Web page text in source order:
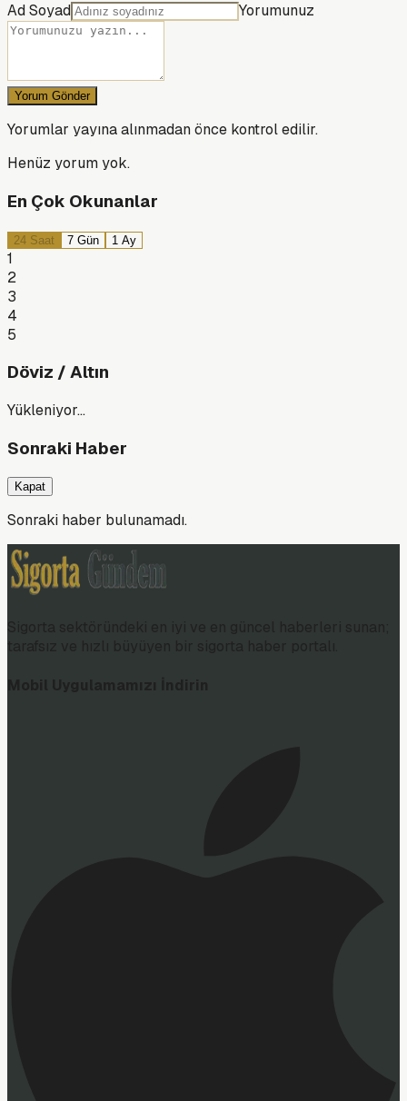
Ad Soyad
Yorumunuz
Yorum Gönder
Yorumlar yayına alınmadan önce kontrol edilir.
Henüz yorum yok.
En Çok Okunanlar
24 Saat 7 Gün 1 Ay
1
2
3
4
5
Döviz / Altın
Yükleniyor…
Sonraki Haber
Kapat
Sonraki haber bulunamadı.